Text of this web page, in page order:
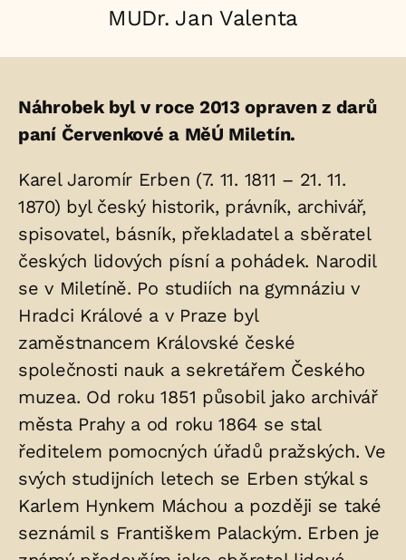
MUDr. Jan Valenta
Životopis
osoby/osob
uložených
v
hrobu:
Náhrobek byl v roce 2013 opraven z darů
paní Červenkové a MěÚ Miletín.
Karel Jaromír Erben (7. 11. 1811 – 21. 11.
1870) byl český historik, právník, archivář,
spisovatel, básník, překladatel a sběratel
českých lidových písní a pohádek. Narodil
se v Miletíně. Po studiích na gymnáziu v
Hradci Králové a v Praze byl
zaměstnancem Královské české
společnosti nauk a sekretářem Českého
muzea. Od roku 1851 působil jako archivář
města Prahy a od roku 1864 se stal
ředitelem pomocných úřadů pražských. Ve
svých studijních letech se Erben stýkal s
Karlem Hynkem Máchou a později se také
seznámil s Františkem Palackým. Erben je